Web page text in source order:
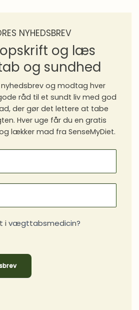
når motivationen forsvinder
og lær at finde ro uden
du er kommet
en plan for februar
NYHEDSBREV
og læs
og sundhed
og modtag hver
råd til et sundt liv med god
der gør det lettere at tabe
Hver uge får du en gratis
lækker mad fra SenseMyDiet.
i vægttabsmedicin?